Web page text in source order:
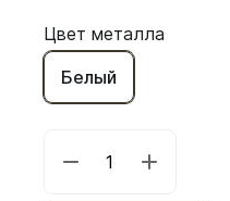
Цвет металла
Белый